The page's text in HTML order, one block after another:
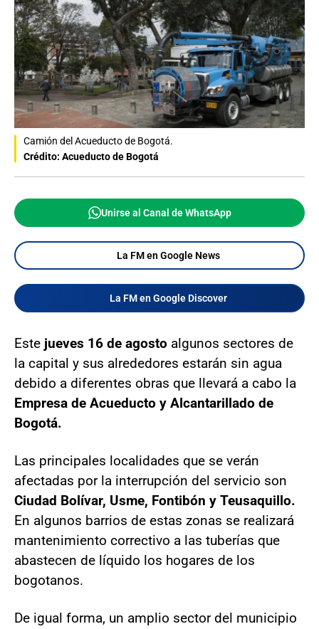
Camión del Acueducto de Bogotá.
Crédito: Acueducto de Bogotá
Unirse al Canal de WhatsApp
La FM en Google News
La FM en Google Discover
Este jueves 16 de agosto algunos sectores de
la capital y sus alrededores estarán sin agua
debido a diferentes obras que llevará a cabo la
Empresa de Acueducto y Alcantarillado de
Bogotá.
Las principales localidades que se verán
afectadas por la interrupción del servicio son
Ciudad Bolívar, Usme, Fontibón y Teusaquillo.
En algunos barrios de estas zonas se realizará
mantenimiento correctivo a las tuberías que
abastecen de líquido los hogares de los
bogotanos.
De igual forma, un amplio sector del municipio